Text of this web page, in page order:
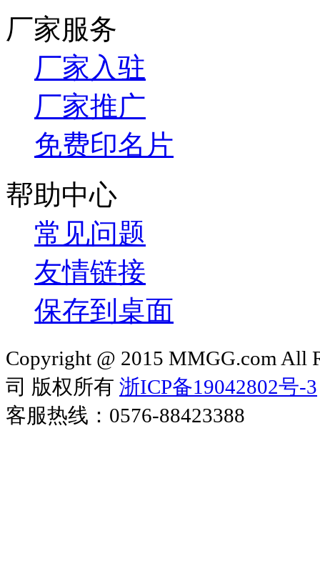
厂家服务
厂家入驻
厂家推广
免费印名片
帮助中心
常见问题
友情链接
保存到桌面
Copyright @ 2015 MMGG.com All
司 版权所有 浙ICP备19042802号-3
客服热线：0576-88423388